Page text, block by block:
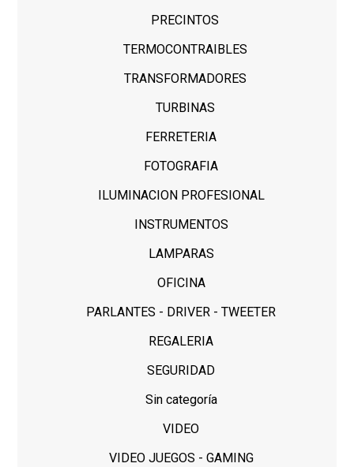
PRECINTOS
TERMOCONTRAIBLES
TRANSFORMADORES
TURBINAS
FERRETERIA
FOTOGRAFIA
ILUMINACION PROFESIONAL
INSTRUMENTOS
LAMPARAS
OFICINA
PARLANTES - DRIVER - TWEETER
REGALERIA
SEGURIDAD
Sin categoría
VIDEO
VIDEO JUEGOS - GAMING